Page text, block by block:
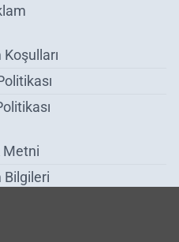
Koşulları
Metni
Bilgileri